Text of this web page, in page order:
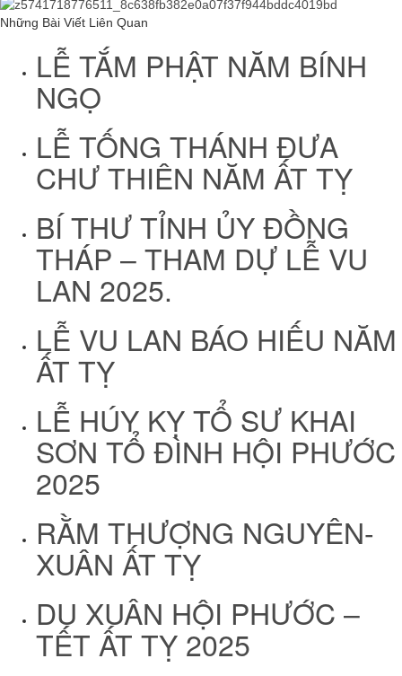
Những Bài Viết Liên Quan
LỄ TẮM PHẬT NĂM BÍNH
NGỌ
LỄ TỐNG THÁNH ĐƯA
CHƯ THIÊN NĂM ẤT TỴ
BÍ THƯ TỈNH ỦY ĐỒNG
THÁP – THAM DỰ LỄ VU
LAN 2025.
LỄ VU LAN BÁO HIẾU NĂM
ẤT TỴ
LỄ HÚY KỴ TỔ SƯ KHAI
SƠN TỔ ĐÌNH HỘI PHƯỚC
2025
RẰM THƯỢNG NGUYÊN-
XUÂN ẤT TỴ
DU XUÂN HỘI PHƯỚC –
TẾT ẤT TỴ 2025